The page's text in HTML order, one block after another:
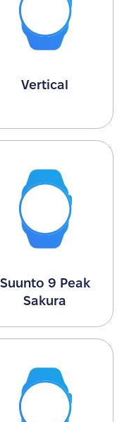
Vertical
Suunto 9 Peak
Sakura